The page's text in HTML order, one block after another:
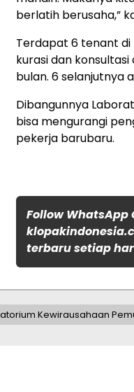
berlatih berusaha,”
Terdapat 6 tenant di
kurasi dan
bulan. 6 selanjutnya
Dibangunnya
bisa mengurangi
pekerja barubaru.
Follow WhatsApp
terbaru setiap
Kewirausahaan